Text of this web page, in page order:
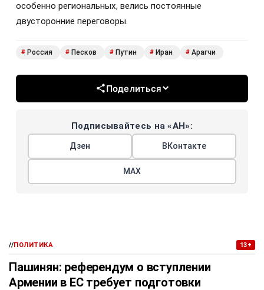
особенно региональных, велись постоянные
двусторонние переговоры.
# Россия # Песков # Путин # Иран # Арагчи
Поделиться
Подписывайтесь на «АН»:
Дзен ВКонтакте
МАХ
//ПОЛИТИКА 13+
Пашинян: референдум о вступлении
Армении в ЕС требует подготовки